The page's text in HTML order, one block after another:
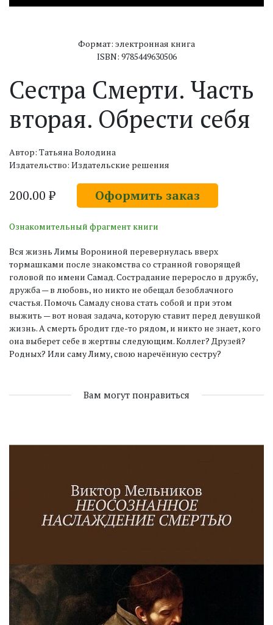
Формат: электронная книга
ISBN: 9785449630506
Сестра Смерти. Часть
вторая. Обрести себя
Автор: Татьяна Володина
Издательство: Издательские решения
200.00 ₽ Оформить заказ
Ознакомительный фрагмент книги
Вся жизнь Лимы Ворониной перевернулась вверх
тормашками после знакомства со странной говорящей
головой по имени Самад. Сострадание переросло в дружбу,
дружба — в любовь, но никто не обещал безоблачного
счастья. Помочь Самаду снова стать собой и при этом
выжить — вот новая задача, которую ставит перед девушкой
жизнь. А смерть бродит где-то рядом, и никто не знает, кого
она выберет себе в жертвы следующим. Коллег? Друзей?
Родных? Или саму Лиму, свою наречённую сестру?
Вам могут понравиться